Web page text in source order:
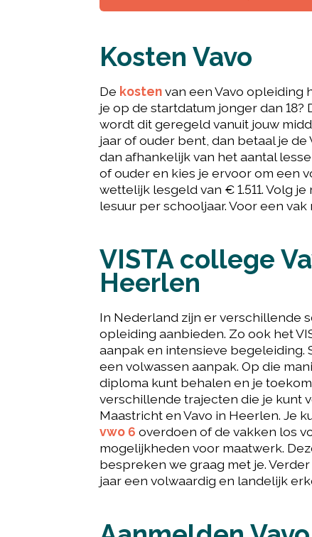
Kosten Vavo
De kostenvan een Vavo opleiding
je op de startdatum jonger dan
wordt dit geregeld vanuit jouw
jaar of ouder bent, dan betaal je de
dan afhankelijk van het aantal
of ouder en kies je ervoor om een
wettelijk lesgeld van € 1.511. Volg
lesuur per schooljaar. Voor een
VISTA college
Heerlen
In Nederland zijn er verschillende
opleiding aanbieden. Zo ook het
aanpak en intensieve begeleiding.
een volwassen aanpak. Op die
diploma kunt behalen en je
verschillende trajecten die je kunt
Maastricht en Vavo in Heerlen. Je
vwo 6 overdoen of de vakken los
mogelijkheden voor maatwerk.
bespreken we graag met je.
jaar een volwaardig en landelijk